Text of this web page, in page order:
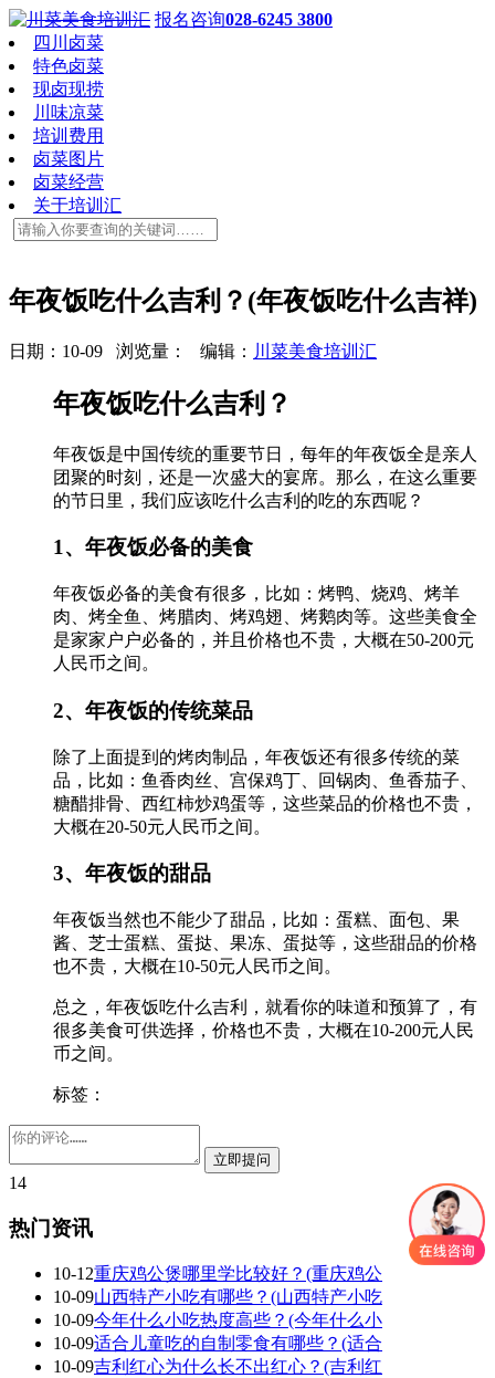
报名咨询028-6245 3800
四川卤菜
特色卤菜
现卤现捞
川味凉菜
培训费用
卤菜图片
卤菜经营
关于培训汇
年夜饭吃什么吉利？(年夜饭吃什么吉祥)
日期：10-09 浏览量： 编辑： 川菜美食培训汇
年夜饭吃什么吉利？
年夜饭是中国传统的重要节日，每年的年夜饭全是亲人
团聚的时刻，还是一次盛大的宴席。那么，在这么重要
的节日里，我们应该吃什么吉利的吃的东西呢？
1、年夜饭必备的美食
年夜饭必备的美食有很多，比如：烤鸭、烧鸡、烤羊
肉、烤全鱼、烤腊肉、烤鸡翅、烤鹅肉等。这些美食全
是家家户户必备的，并且价格也不贵，大概在50-200元
人民币之间。
2、年夜饭的传统菜品
除了上面提到的烤肉制品，年夜饭还有很多传统的菜
品，比如：鱼香肉丝、宫保鸡丁、回锅肉、鱼香茄子、
糖醋排骨、西红柿炒鸡蛋等，这些菜品的价格也不贵，
大概在20-50元人民币之间。
3、年夜饭的甜品
年夜饭当然也不能少了甜品，比如：蛋糕、面包、果
酱、芝士蛋糕、蛋挞、果冻、蛋挞等，这些甜品的价格
也不贵，大概在10-50元人民币之间。
总之，年夜饭吃什么吉利，就看你的味道和预算了，有
很多美食可供选择，价格也不贵，大概在10-200元人民
币之间。
标签：
14
热门资讯
10-12重庆鸡公煲哪里学比较好？(重庆鸡公
10-09山西特产小吃有哪些？(山西特产小吃
10-09今年什么小吃热度高些？(今年什么小
10-09适合儿童吃的自制零食有哪些？(适合
10-09吉利红心为什么长不出红心？(吉利红